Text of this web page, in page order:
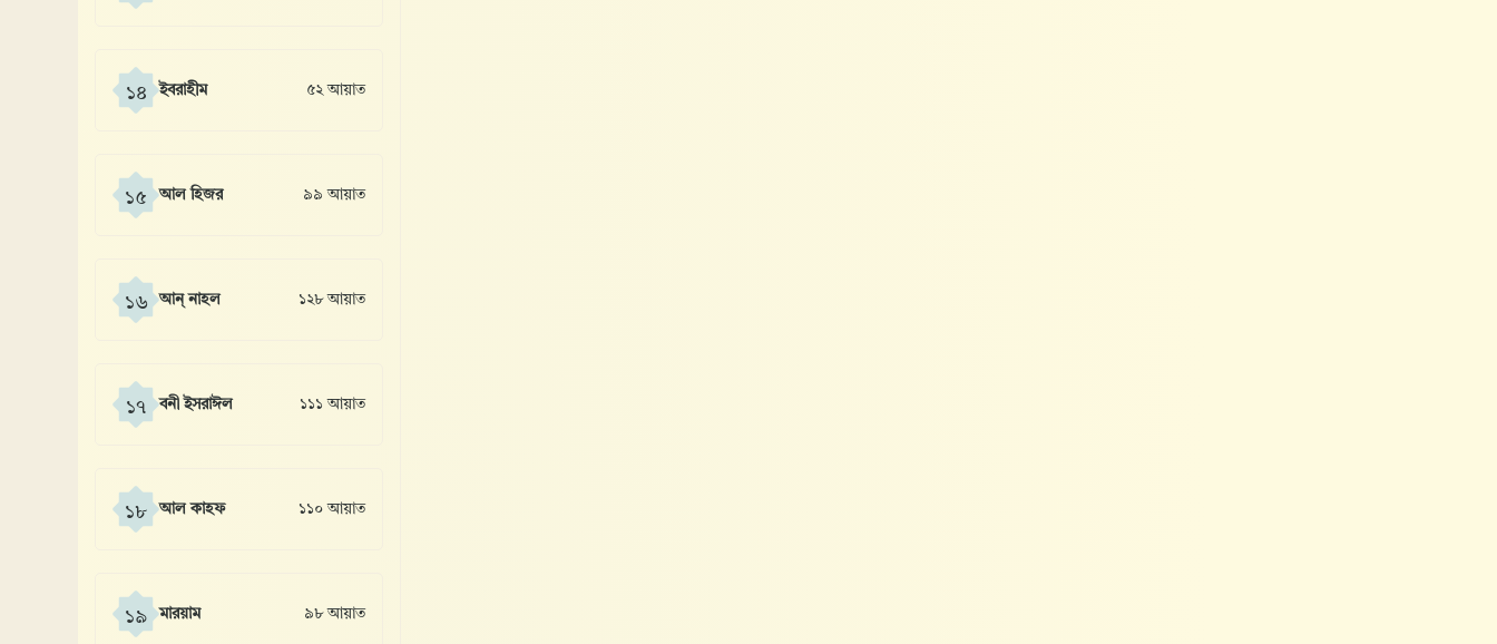
১৪ ইবরাহীম ৫২ আয়াত
১৫ আল হিজর ৯৯ আয়াত
১৬ আন্ নাহল ১২৮ আয়াত
১৭ বনী ইসরাঈল ১১১ আয়াত
১৮ আল কাহফ ১১০ আয়াত
১৯ মারয়াম ৯৮ আয়াত